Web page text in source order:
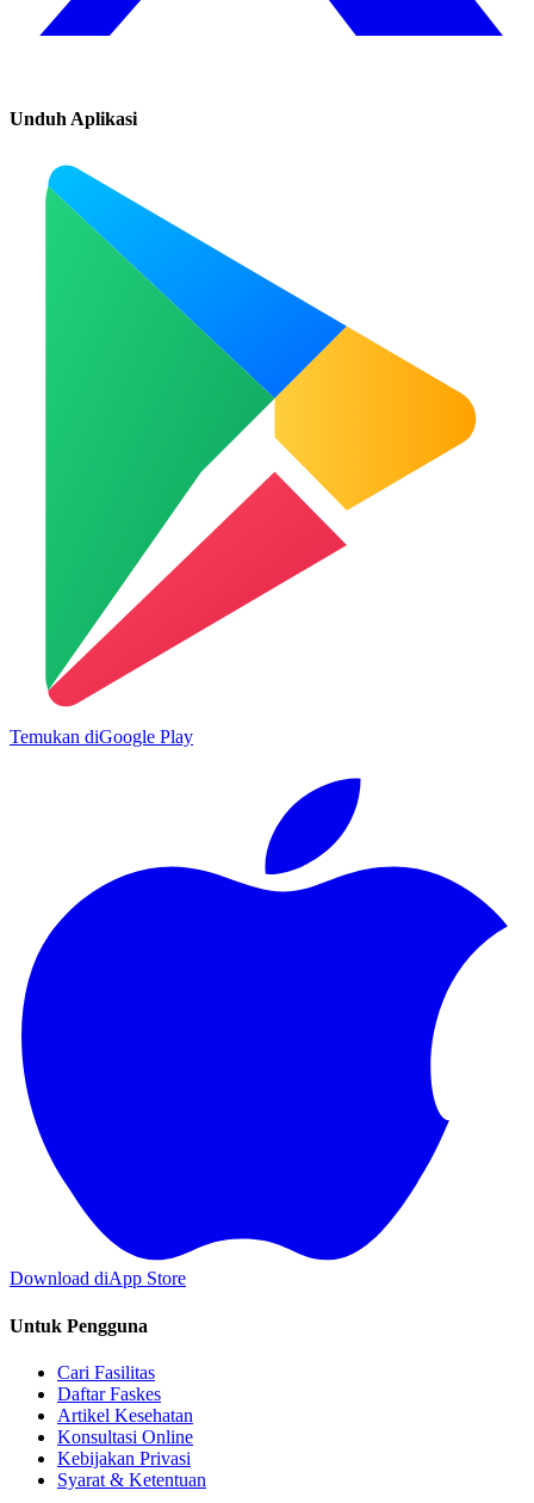
Unduh Aplikasi
Temukan diGoogle Play
Download diApp Store
Untuk Pengguna
Cari Fasilitas
Daftar Faskes
Artikel Kesehatan
Konsultasi Online
Kebijakan Privasi
Syarat & Ketentuan